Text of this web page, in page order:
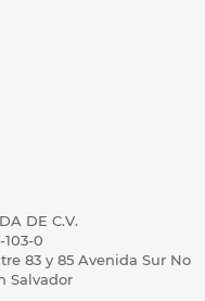
DE C.V.
103-0
83 y 85 Avenida Sur No
Salvador